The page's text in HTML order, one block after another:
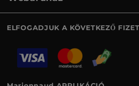
ELFOGADJUK A KÖVETKEZŐ